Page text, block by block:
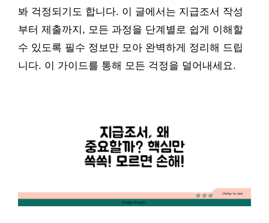
봐 걱정되기도 합니다. 이 글에서는 지급조서 작성
부터 제출까지, 모든 과정을 단계별로 쉽게 이해할
수 있도록 필수 정보만 모아 완벽하게 정리해 드립
니다. 이 가이드를 통해 모든 걱정을 덜어내세요.